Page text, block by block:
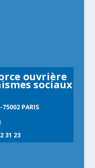
ouvrière
sociaux
PARIS
31 23